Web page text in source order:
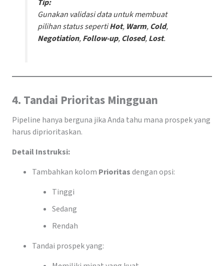
Tip:
Gunakan validasi datauntuk membuat
pilihan status sepertiHot, Warm,Cold,
Negotiation,Follow-up,Closed,Lost.
4. Tandai Prioritas Mingguan
Pipeline hanya berguna jika Anda tahu mana prospek yang
harus diprioritaskan.
Detail Instruksi:
Tambahkan kolom Prioritasdengan opsi:
Tinggi
Sedang
Rendah
Tandai prospek yang: